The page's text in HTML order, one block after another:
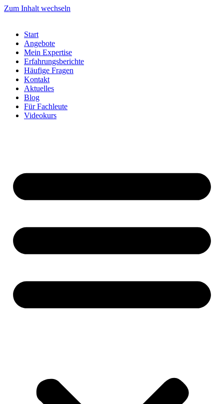
Zum Inhalt wechseln
Start
Angebote
Mein Expertise
Erfahrungsberichte
Häufige Fragen
Kontakt
Aktuelles
Blog
Für Fachleute
Videokurs